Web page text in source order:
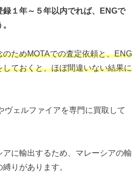
１年～５年以内でれば、ENGで
ためMOTAでの査定依頼と、ENG
ておくと、ほぼ間違いない結果に
ヴェルファイアを専門に買取して
に輸出するため、マレーシアの輸
りがあります。